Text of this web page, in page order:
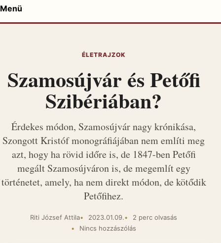
Menü
ÉLETRAJZOK
Szamosújvár és Petőfi
Szibériában?
Érdekes módon, Szamosújvár nagy krónikása,
Szongott Kristóf monográfiájában nem említi meg
azt, hogy ha rövid időre is, de 1847-ben Petőfi
megált Szamosújváron is, de megemlít egy
történetet, amely, ha nem direkt módon, de kötődik
Petőfihez.
Riti József Attila 2023.01.09.
2 perc olvasás
Nincs hozzászólás